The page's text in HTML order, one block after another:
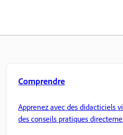
Comprendre
Apprenez avec des didacticiels
des conseils pratiques